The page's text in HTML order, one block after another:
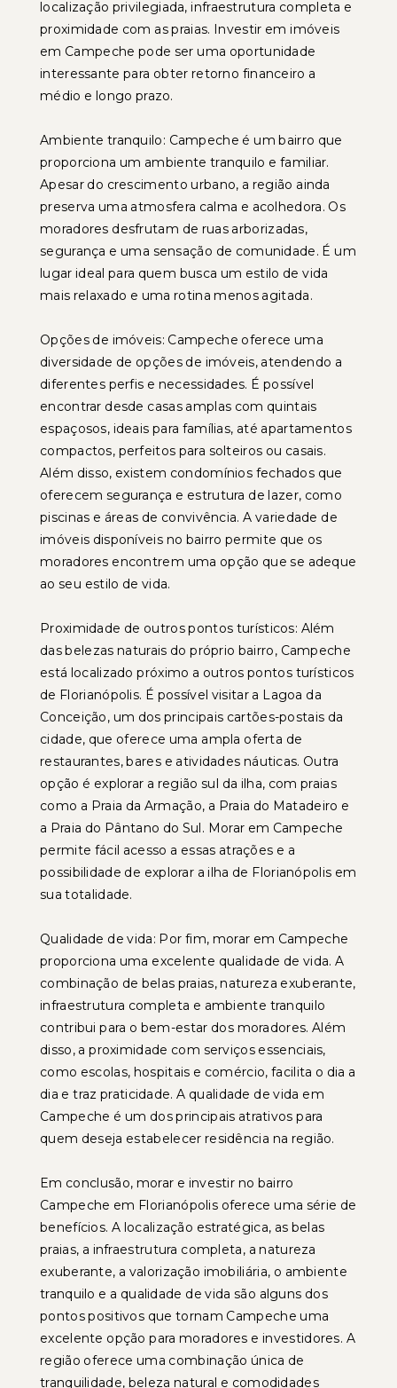
localização privilegiada, infraestrutura completa e
proximidade com as praias. Investir em imóveis
em Campeche pode ser uma oportunidade
interessante para obter retorno financeiro a
médio e longo prazo.
Ambiente tranquilo: Campeche é um bairro que
proporciona um ambiente tranquilo e familiar.
Apesar do crescimento urbano, a região ainda
preserva uma atmosfera calma e acolhedora. Os
moradores desfrutam de ruas arborizadas,
segurança e uma sensação de comunidade. É um
lugar ideal para quem busca um estilo de vida
mais relaxado e uma rotina menos agitada.
Opções de imóveis: Campeche oferece uma
diversidade de opções de imóveis, atendendo a
diferentes perfis e necessidades. É possível
encontrar desde casas amplas com quintais
espaçosos, ideais para famílias, até apartamentos
compactos, perfeitos para solteiros ou casais.
Além disso, existem condomínios fechados que
oferecem segurança e estrutura de lazer, como
piscinas e áreas de convivência. A variedade de
imóveis disponíveis no bairro permite que os
moradores encontrem uma opção que se adeque
ao seu estilo de vida.
Proximidade de outros pontos turísticos: Além
das belezas naturais do próprio bairro, Campeche
está localizado próximo a outros pontos turísticos
de Florianópolis. É possível visitar a Lagoa da
Conceição, um dos principais cartões-postais da
cidade, que oferece uma ampla oferta de
restaurantes, bares e atividades náuticas. Outra
opção é explorar a região sul da ilha, com praias
como a Praia da Armação, a Praia do Matadeiro e
a Praia do Pântano do Sul. Morar em Campeche
permite fácil acesso a essas atrações e a
possibilidade de explorar a ilha de Florianópolis em
sua totalidade.
Qualidade de vida: Por fim, morar em Campeche
proporciona uma excelente qualidade de vida. A
combinação de belas praias, natureza exuberante,
infraestrutura completa e ambiente tranquilo
contribui para o bem-estar dos moradores. Além
disso, a proximidade com serviços essenciais,
como escolas, hospitais e comércio, facilita o dia a
dia e traz praticidade. A qualidade de vida em
Campeche é um dos principais atrativos para
quem deseja estabelecer residência na região.
Em conclusão, morar e investir no bairro
Campeche em Florianópolis oferece uma série de
benefícios. A localização estratégica, as belas
praias, a infraestrutura completa, a natureza
exuberante, a valorização imobiliária, o ambiente
tranquilo e a qualidade de vida são alguns dos
pontos positivos que tornam Campeche uma
excelente opção para moradores e investidores. A
região oferece uma combinação única de
tranquilidade, beleza natural e comodidades